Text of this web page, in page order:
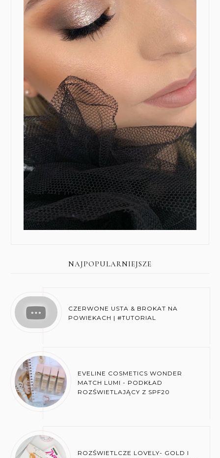
NAJPOPULARNIEJSZE
CZERWONE USTA & BROKAT NA
POWIEKACH | #TUTORIAL
EVELINE COSMETICS WONDER
MATCH LUMI - PODKŁAD
ROZŚWIETLAJĄCY Z SPF20
ROZŚWIETLCZE LOVELY- GOLD I